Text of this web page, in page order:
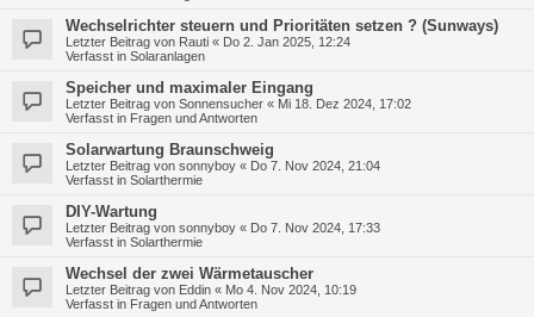
Wechselrichter steuern und Prioritäten setzen ? (Sunways)
Letzter Beitrag von Rauti « Do 2. Jan 2025, 12:24
Verfasst in Solaranlagen
Speicher und maximaler Eingang
Letzter Beitrag von Sonnensucher « Mi 18. Dez 2024, 17:02
Verfasst in Fragen und Antworten
Solarwartung Braunschweig
Letzter Beitrag von sonnyboy « Do 7. Nov 2024, 21:04
Verfasst in Solarthermie
DIY-Wartung
Letzter Beitrag von sonnyboy « Do 7. Nov 2024, 17:33
Verfasst in Solarthermie
Wechsel der zwei Wärmetauscher
Letzter Beitrag von Eddin « Mo 4. Nov 2024, 10:19
Verfasst in Fragen und Antworten